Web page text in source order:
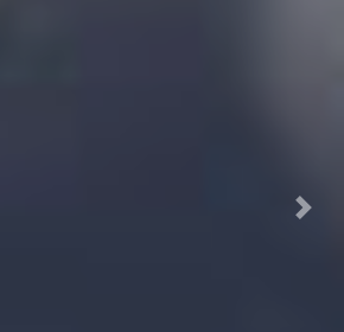
Next